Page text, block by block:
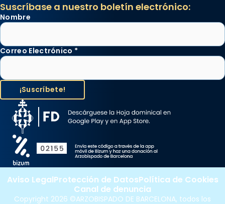
Suscríbase a nuestro boletín electrónico:
Nombre
Correo Electrónico *
Copyright 2026 ©ARZOBISPADO DE BARCELONA, todos los
Aviso LegalProtección de DatosPolítica de Cookies
Canal de denuncia